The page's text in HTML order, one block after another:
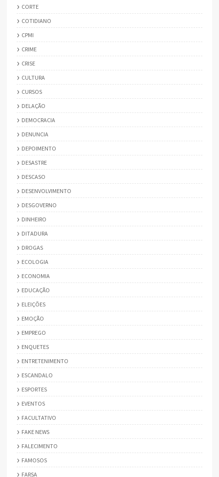
CORTE
COTIDIANO
CPMI
CRIME
CRISE
CULTURA
CURSOS
DELAÇÃO
DEMOCRACIA
DENUNCIA
DEPOIMENTO
DESASTRE
DESCASO
DESENVOLVIMENTO
DESGOVERNO
DINHEIRO
DITADURA
DROGAS
ECOLOGIA
ECONOMIA
EDUCAÇÃO
ELEIÇÕES
EMOÇÃO
EMPREGO
ENQUETES
ENTRETENIMENTO
ESCANDALO
ESPORTES
EVENTOS
FACULTATIVO
FAKE NEWS
FALECIMENTO
FAMOSOS
FARSA